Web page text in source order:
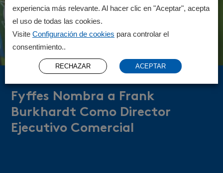
Fyffes Nombra a Frank
Burkhardt Como Director
Ejecutivo Comercial
experiencia más relevante. Al hacer clic en "Aceptar", acepta
el uso de todas las cookies.
Visite Configuración de cookies para controlar el
consentimiento..
RECHAZAR ACEPTAR